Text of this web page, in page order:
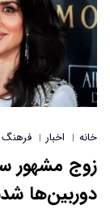
خانه | اخبار | فرهنگ
زوج مشهور
دوربین‌‍‌ها